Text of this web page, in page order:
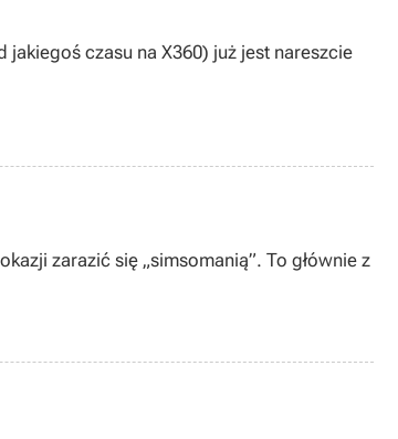
czasu na X360) już jest nareszcie
zarazić się „simsomanią”. To głównie z